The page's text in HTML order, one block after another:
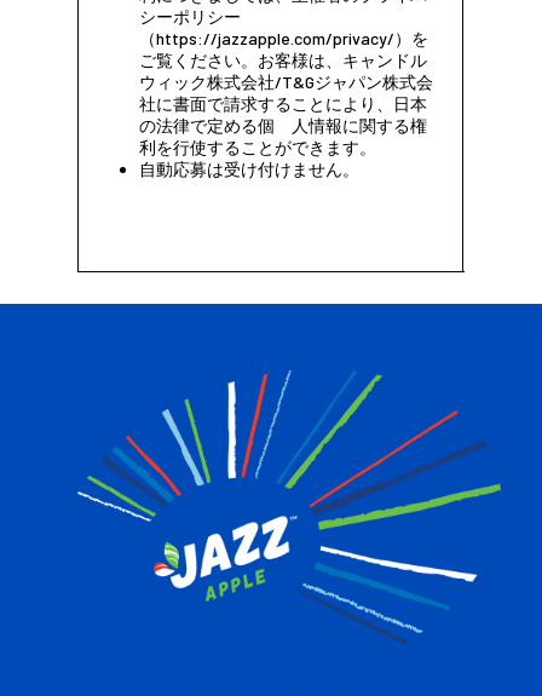
シーポリシー
（https://jazzapple.com/privacy/）を
ご覧ください。お客様は、キャンドル
ウィック株式会社/T&Gジャパン株式会
社に書面で請求することにより、日本
の法律で定める個 人情報に関する権
利を行使することができます。
自動応募は受け付けません。